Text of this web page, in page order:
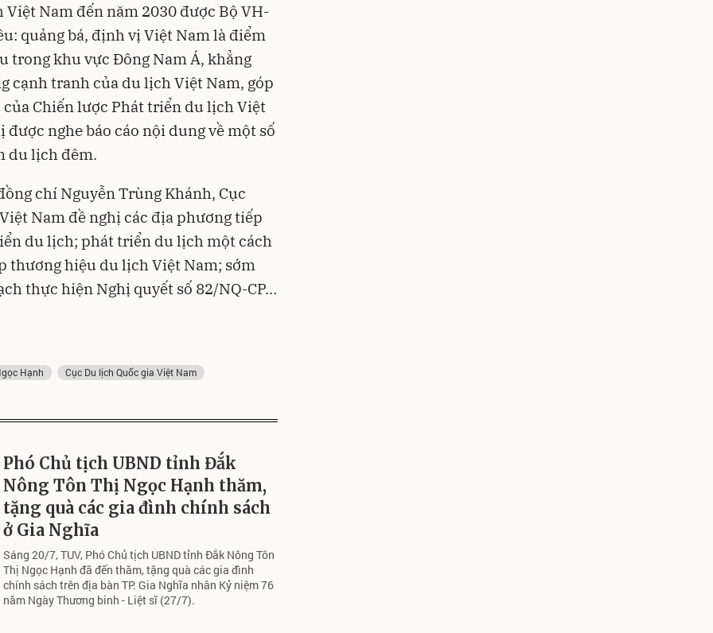
Nam đến năm 2030 được Bộ VH-
quảng bá, định vị Việt Nam là điểm
trong khu vực Đông Nam Á, khẳng
cạnh tranh của du lịch Việt Nam, góp
Chiến lược Phát triển du lịch Việt
nghe báo cáo nội dung về một số
du lịch đêm.
chí Nguyễn Trùng Khánh, Cục
Nam đề nghị các địa phương tiếp
du lịch; phát triển du lịch một cách
thương hiệu du lịch Việt Nam; sớm
thực hiện Nghị quyết số 82/NQ-CP…
Hạnh Cục Du lịch Quốc gia Việt Nam
Phó Chủ tịch UBND tỉnh Đắk
Nông Tôn Thị Ngọc Hạnh thăm,
tặng quà các gia đình chính sách
ở Gia Nghĩa
Sáng 20/7, TUV, Phó Chủ tịch UBND tỉnh Đắk Nông Tôn
Thị Ngọc Hạnh đã đến thăm, tặng quà các gia đình
chính sách trên địa bàn TP. Gia Nghĩa nhân Kỷ niệm 76
năm Ngày Thương binh - Liệt sĩ (27/7).